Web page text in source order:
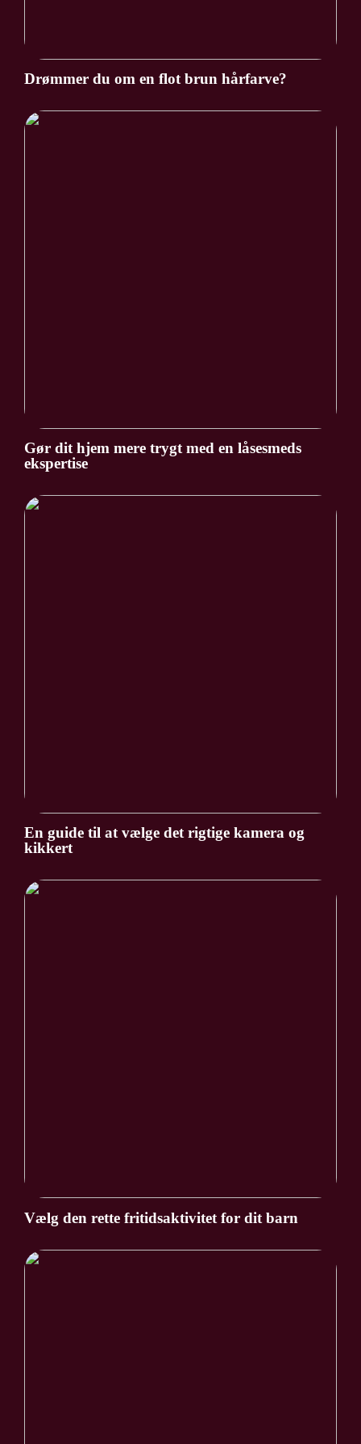
Drømmer du om en flot brun hårfarve?
Gør dit hjem mere trygt med en låsesmeds
ekspertise
En guide til at vælge det rigtige kamera og
kikkert
Vælg den rette fritidsaktivitet for dit barn